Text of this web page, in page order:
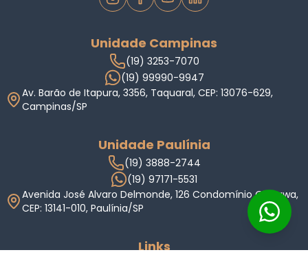
Unidade Campinas
(19) 3253-7070
(19) 99990-9947
Av. Barão de Itapura, 3356, Taquaral, CEP: 13076-629,
Campinas/SP
Unidade Paulínia
(19) 3888-2744
(19) 97171-5531
Avenida José Alvaro Delmonde, 126 Condomínio Okinawa,
CEP: 13141-010, Paulínia/SP
Links